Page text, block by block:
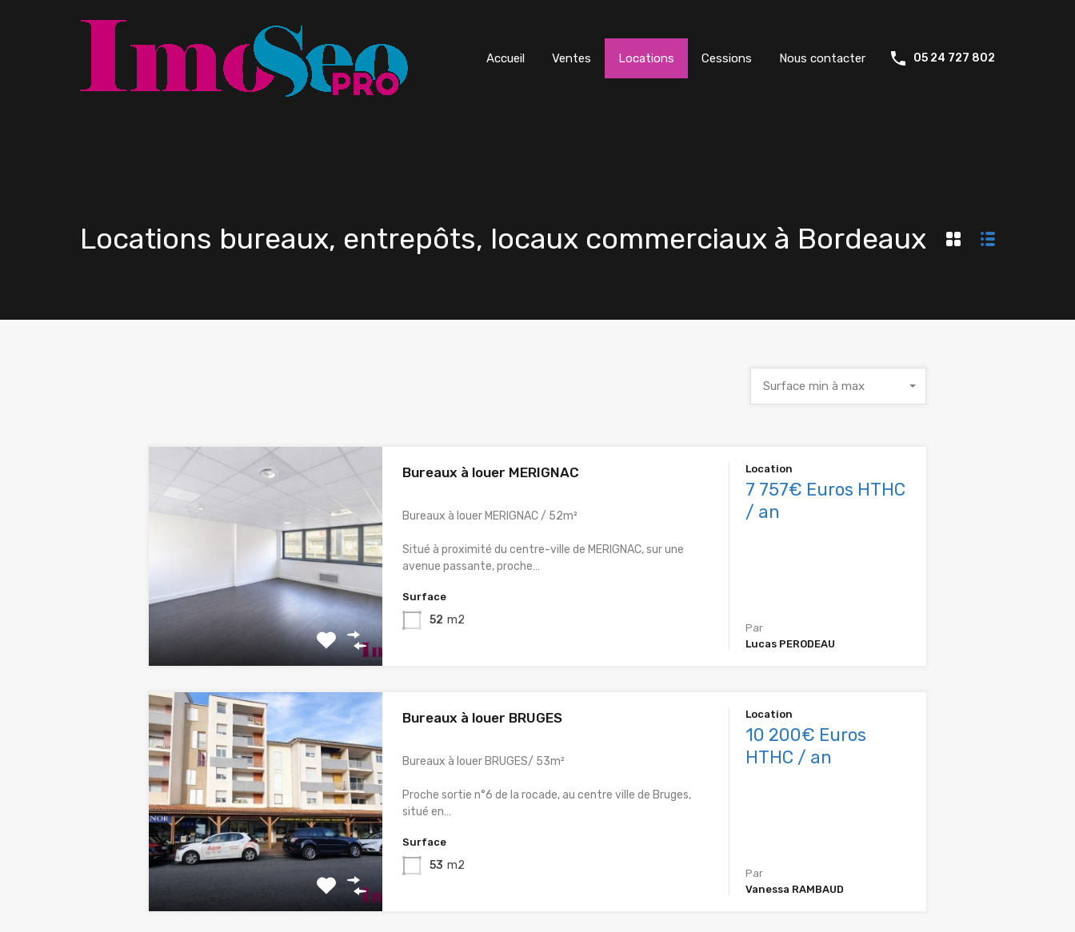
Accueil Ventes Locations Cessions Nous contacter 05 24 727 802
Locations bureaux, entrepôts, locaux commerciaux à Bordeaux
Surface min à max
Bureaux à louer MERIGNAC
Bureaux à louer MERIGNAC / 52m²
Situé à proximité du centre-ville de MERIGNAC, sur une
avenue passante, proche…
Surface
52 m2
Location
7 757€ Euros HTHC
/ an
Par
Lucas PERODEAU
Bureaux à louer BRUGES
Bureaux à louer BRUGES/ 53m²
Proche sortie n°6 de la rocade, au centre ville de Bruges,
situé en…
Surface
53 m2
Location
10 200€ Euros
HTHC / an
Par
Vanessa RAMBAUD